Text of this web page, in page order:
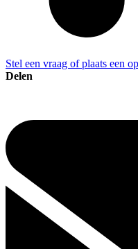
Stel een vraag of plaats een
Delen